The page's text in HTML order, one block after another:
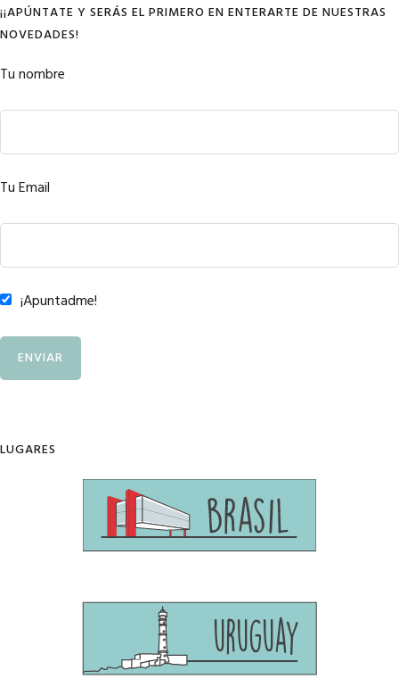
¡¡APÚNTATE Y SERÁS EL PRIMERO EN ENTERARTE DE NUESTRAS
NOVEDADES!
Tu nombre
Tu Email
¡Apuntadme!
LUGARES